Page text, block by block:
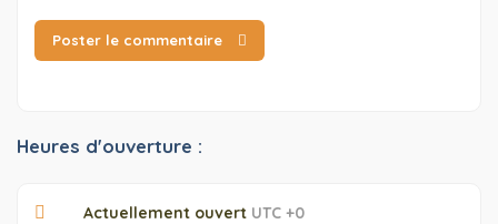
Poster le commentaire
Heures d'ouverture :
Actuellement ouvert UTC +0